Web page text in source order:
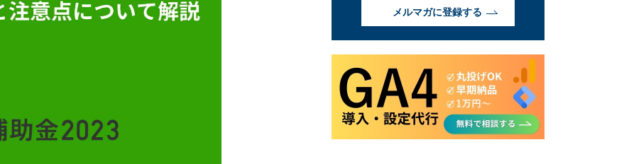
メルマガに登録する